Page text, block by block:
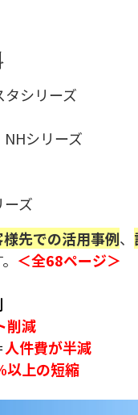
シリーズ
シリーズ
ズ
様先での活用事例、
＜全68ページ＞
削減
人件費が半減
以上の短縮